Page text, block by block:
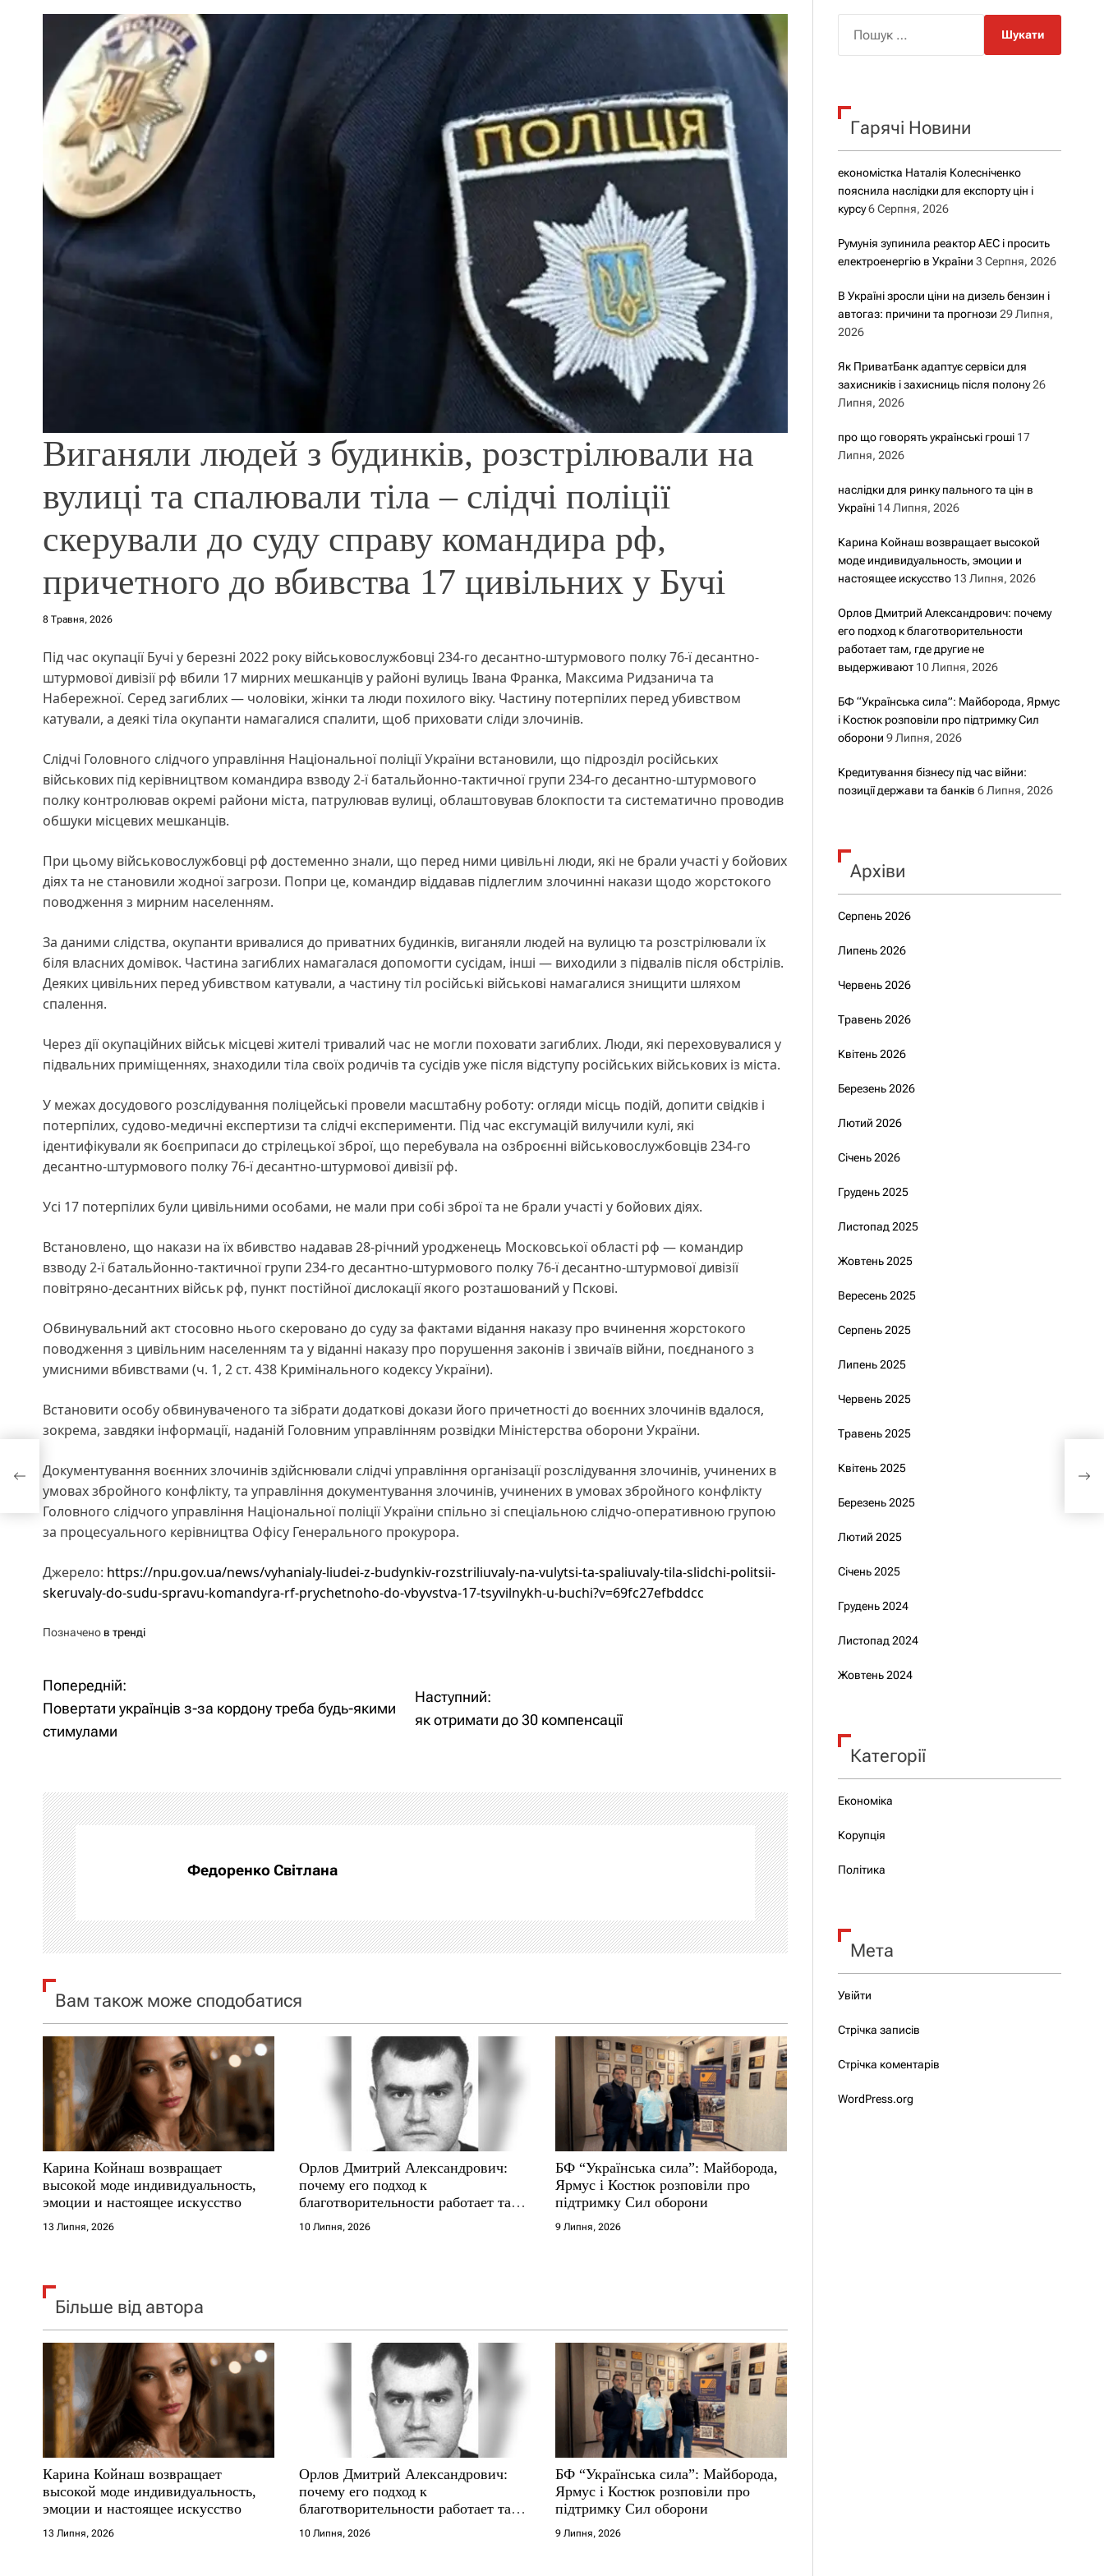
р
о
у
Виганяли людей з будинків, розстрілювали на
вулиці та спалювали тіла – слідчі поліції
скерували до суду справу командира рф,
причетного до вбивства 17 цивільних у Бучі
8 Травня, 2026
Під час окупації Бучі у березні 2022 року військовослужбовці 234-го десантно-штурмового полку 76-ї десантно-
штурмової дивізії рф вбили 17 мирних мешканців у районі вулиць Івана Франка, Максима Ридзанича та
Набережної. Серед загиблих — чоловіки, жінки та люди похилого віку. Частину потерпілих перед убивством
катували, а деякі тіла окупанти намагалися спалити, щоб приховати сліди злочинів.
Слідчі Головного слідчого управління Національної поліції України встановили, що підрозділ російських
військових під керівництвом командира взводу 2-ї батальйонно-тактичної групи 234-го десантно-штурмового
полку контролював окремі райони міста, патрулював вулиці, облаштовував блокпости та систематично проводив
обшуки місцевих мешканців.
При цьому військовослужбовці рф достеменно знали, що перед ними цивільні люди, які не брали участі у бойових
діях та не становили жодної загрози. Попри це, командир віддавав підлеглим злочинні накази щодо жорстокого
поводження з мирним населенням.
За даними слідства, окупанти вривалися до приватних будинків, виганяли людей на вулицю та розстрілювали їх
біля власних домівок. Частина загиблих намагалася допомогти сусідам, інші — виходили з підвалів після обстрілів.
Деяких цивільних перед убивством катували, а частину тіл російські військові намагалися знищити шляхом
спалення.
Через дії окупаційних військ місцеві жителі тривалий час не могли поховати загиблих. Люди, які переховувалися у
підвальних приміщеннях, знаходили тіла своїх родичів та сусідів уже після відступу російських військових із міста.
У межах досудового розслідування поліцейські провели масштабну роботу: огляди місць подій, допити свідків і
потерпілих, судово-медичні експертизи та слідчі експерименти. Під час ексгумацій вилучили кулі, які
ідентифікували як боєприпаси до стрілецької зброї, що перебувала на озброєнні військовослужбовців 234-го
десантно-штурмового полку 76-ї десантно-штурмової дивізії рф.
Усі 17 потерпілих були цивільними особами, не мали при собі зброї та не брали участі у бойових діях.
Встановлено, що накази на їх вбивство надавав 28-річний уродженець Московської області рф — командир
взводу 2-ї батальйонно-тактичної групи 234-го десантно-штурмового полку 76-ї десантно-штурмової дивізії
повітряно-десантних військ рф, пункт постійної дислокації якого розташований у Пскові.
Обвинувальний акт стосовно нього скеровано до суду за фактами відання наказу про вчинення жорстокого
поводження з цивільним населенням та у віданні наказу про порушення законів і звичаїв війни, поєднаного з
умисними вбивствами (ч. 1, 2 ст. 438 Кримінального кодексу України).
Встановити особу обвинуваченого та зібрати додаткові докази його причетності до воєнних злочинів вдалося,
зокрема, завдяки інформації, наданій Головним управлінням розвідки Міністерства оборони України.
Документування воєнних злочинів здійснювали слідчі управління організації розслідування злочинів, учинених в
умовах збройного конфлікту, та управління документування злочинів, учинених в умовах збройного конфлікту
Головного слідчого управління Національної поліції України спільно зі спеціальною слідчо-оперативною групою
за процесуального керівництва Офісу Генерального прокурора.
Джерело: https://npu.gov.ua/news/vyhanialy-liudei-z-budynkiv-rozstriliuvaly-na-vulytsi-ta-spaliuvaly-tila-slidchi-politsii-
skeruvaly-do-sudu-spravu-komandyra-rf-prychetnoho-do-vbyvstva-17-tsyvilnykh-u-buchi?v=69fc27efbddcc
Позначено в тренді
Н
а
і
г
а
ц
і
я
а
п
и
с
і
в
Попередній:
Повертати українців з-за кордону треба будь-якими
стимулами
Наступний:
як отримати до 30 компенсації
Федоренко Світлана
Вам також може сподобатися
Карина Койнаш возвращает
высокой моде индивидуальность,
эмоции и настоящее искусство
13 Липня, 2026
Орлов Дмитрий Александрович:
почему его подход к
благотворительности работает там,
где другие не выдерживают
10 Липня, 2026
БФ “Українська сила”: Майборода,
Ярмус і Костюк розповіли про
підтримку Сил оборони
9 Липня, 2026
Більше від автора
Карина Койнаш возвращает
высокой моде индивидуальность,
эмоции и настоящее искусство
13 Липня, 2026
Орлов Дмитрий Александрович:
почему его подход к
благотворительности работает там,
где другие не выдерживают
10 Липня, 2026
БФ “Українська сила”: Майборода,
Ярмус і Костюк розповіли про
підтримку Сил оборони
9 Липня, 2026
к
Гарячі Новини
економістка Наталія Колесніченко
пояснила наслідки для експорту цін і
курсу 6 Серпня, 2026
Румунія зупинила реактор АЕС і просить
електроенергію в України 3 Серпня, 2026
В Україні зросли ціни на дизель бензин і
автогаз: причини та прогнози 29 Липня,
2026
Як ПриватБанк адаптує сервіси для
захисників і захисниць після полону 26
Липня, 2026
про що говорять українські гроші 17
Липня, 2026
наслідки для ринку пального та цін в
Україні 14 Липня, 2026
Карина Койнаш возвращает высокой
моде индивидуальность, эмоции и
настоящее искусство 13 Липня, 2026
Орлов Дмитрий Александрович: почему
его подход к благотворительности
работает там, где другие не
выдерживают 10 Липня, 2026
БФ “Українська сила”: Майборода, Ярмус
і Костюк розповіли про підтримку Сил
оборони 9 Липня, 2026
Кредитування бізнесу під час війни:
позиції держави та банків 6 Липня, 2026
Архіви
Серпень 2026
Липень 2026
Червень 2026
Травень 2026
Квітень 2026
Березень 2026
Лютий 2026
Січень 2026
Грудень 2025
Листопад 2025
Жовтень 2025
Вересень 2025
Серпень 2025
Липень 2025
Червень 2025
Травень 2025
Квітень 2025
Березень 2025
Лютий 2025
Січень 2025
Грудень 2024
Листопад 2024
Жовтень 2024
Категорії
Економіка
Корупція
Політика
Мета
Увійти
Стрічка записів
Стрічка коментарів
WordPress.org